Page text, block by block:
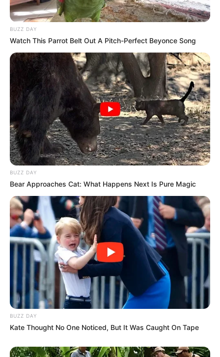
Découvrez le Cheval du jour
Le Pronostic PMU du Quinté du jour en 7
chevaux du PRIX DE BRETAGNE-AMERIQUE
RACES Q1
1er: 13 JUSHUA TREE
2ème: 8 KANA DE BEYLEV
3ème: 4 JUSTIN BOLD
5ème: 7 JOSH POWER
BUZZ DAY
Watch This Parrot Belt Out A Pitch-Perfect Beyonce Song
BUZZ DAY
Bear Approaches Cat: What Happens Next Is Pure Magic
BUZZ DAY
Kate Thought No One Noticed, But It Was Caught On Tape